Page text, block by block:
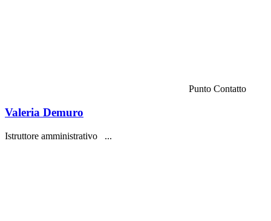
Punto Contatto
Valeria Demuro
Istruttore amministrativo ...